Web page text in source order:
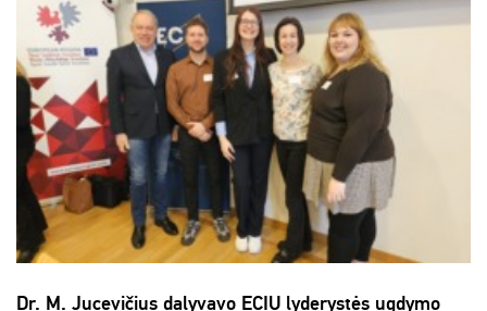
Dr. M. Jucevičius dalyvavo ECIU lyderystės ugdymo